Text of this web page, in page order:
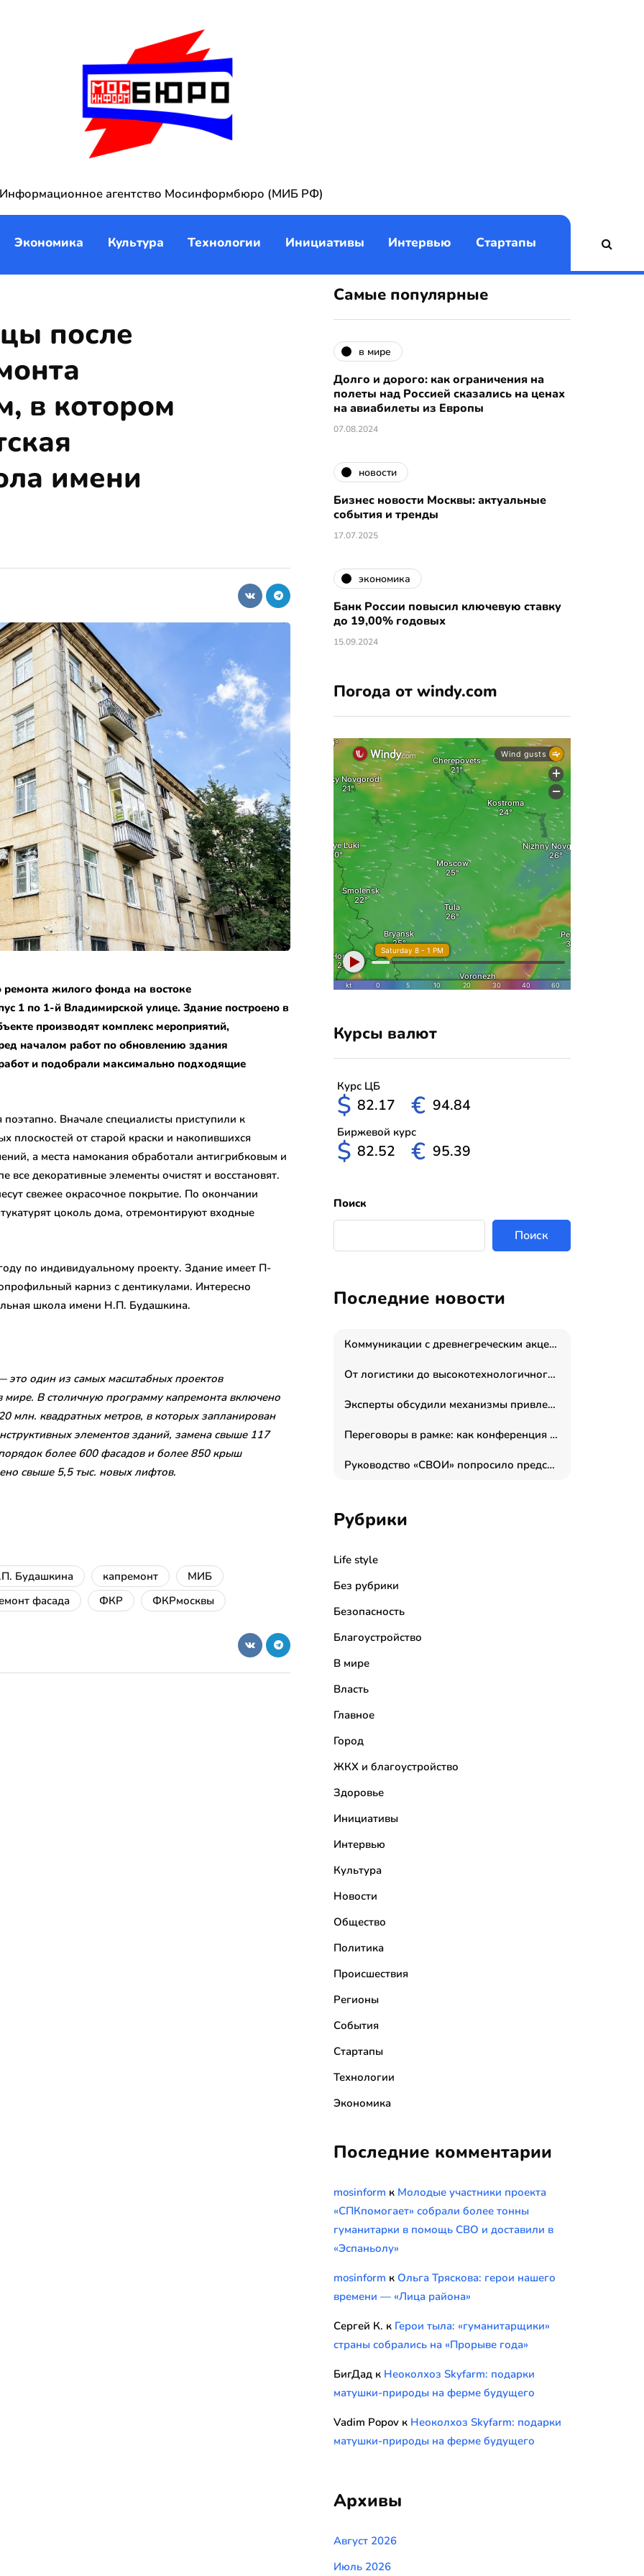
агентство Мосинформбюро (МИБ РФ)
Экономика Культура Технологии Инициативы Интервью Стартапы
после
в котором
имени
жилого фонда на востоке
1 по 1-й Владимирской улице. Здание построено в
производят комплекс мероприятий,
началом работ по обновлению здания
и подобрали максимально подходящие
Вначале специалисты приступили к
плоскостей от старой краски и накопившихся
а места намокания обработали антигрибковым и
все декоративные элементы очистят и восстановят.
свежее окрасочное покрытие. По окончании
цоколь дома, отремонтируют входные
по индивидуальному проекту. Здание имеет П-
карниз с дентикулами. Интересно
школа имени Н.П. Будашкина.
это один из самых масштабных проектов
мире. В столичную программу капремонта включено
квадратных метров, в которых запланирован
элементов зданий, замена свыше 117
более 600 фасадов и более 850 крыш
свыше 5,5 тыс. новых лифтов.
Будашкина капремонт
МИБ
фасада
ФКР ФКРмосквы
Самые популярные
в мире
Долго и дорого: как ограничения на
полеты над Россией сказались на ценах
на авиабилеты из Европы
07.08.2024
новости
Бизнес новости Москвы: актуальные
события и тренды
17.07.2025
экономика
Банк России повысил ключевую ставку
до 19,00% годовых
15.09.2024
Погода от windy.com
Курсы валют
Курс ЦБ
$ 82.17 € 94.84
Биржевой курс
$ 82.52 € 95.39
Поиск
Поиск
Последние новости
Коммуникации с древнегреческим акцентом: медиаменеджер и журналист Владимир Дергачев запустил коммуникационное агентство «Сократ 2.0»
От логистики до высокотехнологичного производства: как основатель “гагаринга” выстраивает экосистему безопасности и гражданских БПЛА
Эксперты обсудили механизмы привлечения молодых специалистов в промышленные города
Переговоры в рамке: как конференция «Бизнес как искусство» переформатирует деловой этикет в стенах ТПП РФ
Руководство «СВОИ» попросило председателя СКР дать правовую оценку обысков в тыловом штабе
Рубрики
Life style
Без рубрики
Безопасность
Благоустройство
В мире
Власть
Главное
Город
ЖКХ и благоустройство
Здоровье
Инициативы
Интервью
Культура
Новости
Общество
Политика
Происшествия
Регионы
События
Стартапы
Технологии
Экономика
Последние комментарии
mosinform к Молодые участники проекта
«СПКпомогает» собрали более тонны
гуманитарки в помощь СВО и доставили в
«Эспаньолу»
mosinform к Ольга Тряскова: герои нашего
времени — «Лица района»
Сергей К. к Герои тыла: «гуманитарщики»
страны собрались на «Прорыве года»
БигДад к Неоколхоз Skyfarm: подарки
матушки-природы на ферме будущего
Vadim Popov к Неоколхоз Skyfarm: подарки
матушки-природы на ферме будущего
Архивы
Август 2026
Июль 2026